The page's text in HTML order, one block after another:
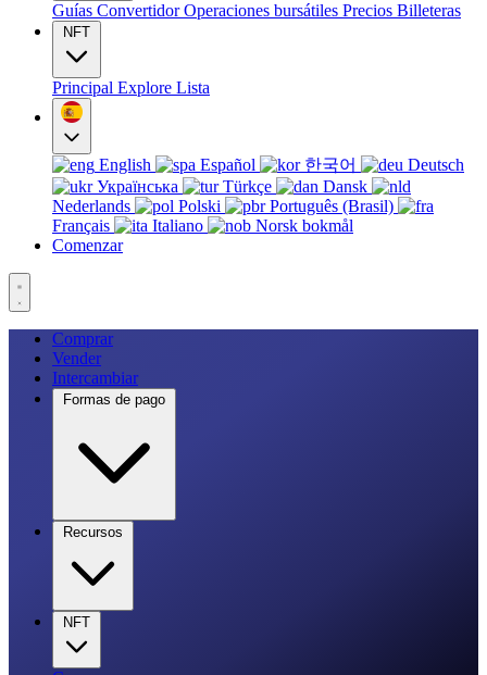
Guías ConvertidorOperaciones bursátiles Precios Billeteras
NFT
Principal Explore Lista
English Español 한국어
Deutsch
Українська
Türkçe
Dansk
Nederlands
Polski
Português (Brasil)
Français
Italiano
Norsk bokmål
Comenzar
Comprar
Vender
Intercambiar
Formas de pago
Recursos
NFT